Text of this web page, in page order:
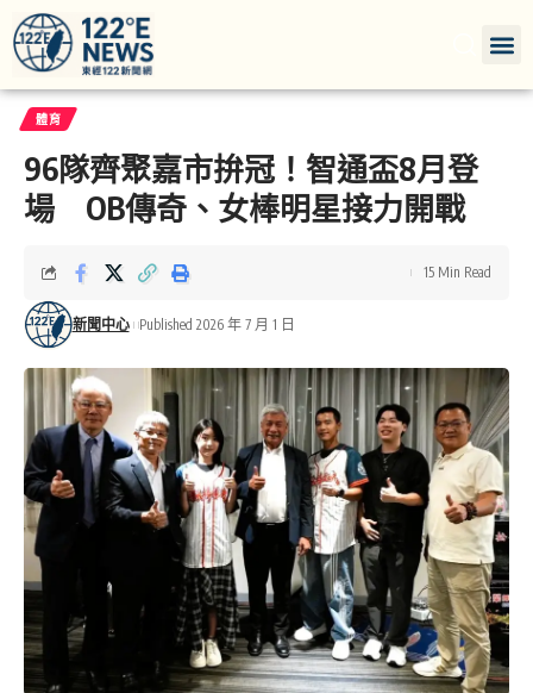
體育
96隊齊聚嘉市拚冠！智通盃8月登
場 OB傳奇、女棒明星接力開戰
新聞中心 Published 2026 年 7 月 1 日
15 Min Read